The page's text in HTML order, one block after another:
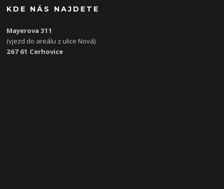
KDE NÁS NAJDETE
Mayerova 311
(vjezd do areálu z ulice Nová)
267 61 Cerhovice